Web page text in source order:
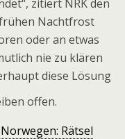
zitiert NRK den
Nachtfrost
oder an etwas
nie zu klären
diese Lösung
offen.
Norwegen: Rätsel